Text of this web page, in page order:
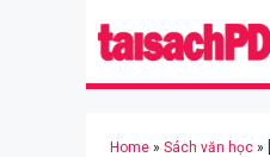
Home » Sách văn học »